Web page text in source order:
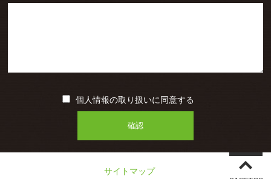
個人情報の取り扱いに同意する
サイトマップ